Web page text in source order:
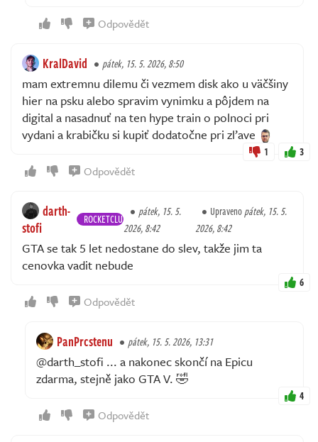
Odpovědět
KralDavid pátek, 15. 5. 2026, 8:50
mam extremnu dilemu či vezmem disk ako u väčšiny
hier na psku alebo spravim vynimku a pôjdem na
digital a nasadnuť na ten hype train o polnoci pri
vydani a krabičku si kupiť dodatočne pri zľave
1 3
Odpovědět
darth-
stofi
ROCKETCLUB
pátek, 15. 5.
2026, 8:42
Upravenopátek, 15. 5.
2026, 8:42
GTA se tak 5 let nedostane do slev, takže jim ta
cenovka vadit nebude
6
Odpovědět
PanPrcstenu pátek, 15. 5. 2026, 13:31
@darth_stofi ... a nakonec skončí na Epicu
zdarma, stejně jako GTA V. 🤣
4
Odpovědět